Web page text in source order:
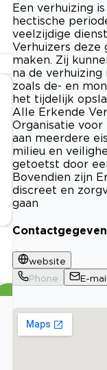
Een verhuizing
hectische
veelzijdige
Verhuizers deze
maken. Zij
na de
zoals de- en
het tijdelijk
Alle Erkende
Organisatie voor
aan meerdere
milieu en
getoetst door
Bovendien zijn
discreet en
gaan
website
Phone
E-mail